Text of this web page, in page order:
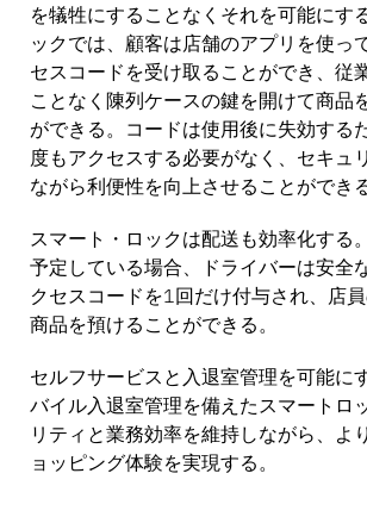
を犠牲にすることなくそれを可能にす
ックでは、顧客は店舗のアプリを使っ
セスコードを受け取ることができ、従
ことなく陳列ケースの鍵を開けて商品
ができる。コードは使用後に失効する
度もアクセスする必要がなく、セキュ
ながら利便性を向上させることができる
スマート・ロックは配送も効率化する
予定している場合、ドライバーは安全
クセスコードを1回だけ付与され、店
商品を預けることができる。
セルフサービスと入退室管理を可能に
バイル入退室管理を備えたスマートロ
リティと業務効率を維持しながら、よ
ョッピング体験を実現する。